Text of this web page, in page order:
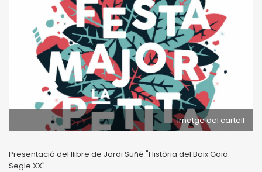
Imatge del cartell
Presentació del llibre de Jordi Suñé "Història del Baix Gaià.
Segle XX".